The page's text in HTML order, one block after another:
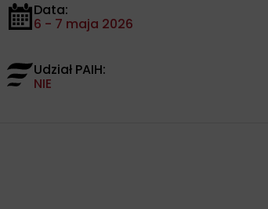
Data:
6 - 7 maja 2026
Udział PAIH:
NIE